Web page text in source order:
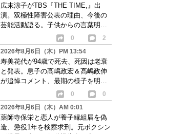
広末涼子がTBS『THE TIME,』出
演。双極性障害公表の理由、今後の
芸能活動語る。子供からの言葉明か
0
2
2026年8月6日（木）PM 13:54
寿美花代が94歳で死去、死因は老衰
と発表。息子の髙嶋政宏＆髙嶋政伸
が追悼コメント、最期の様子を明か
0
0
2026年8月6日（木）AM 0:01
薬師寺保栄と恋人が養子縁組届を偽
造、懲役1年を検察求刑。元ボクシン